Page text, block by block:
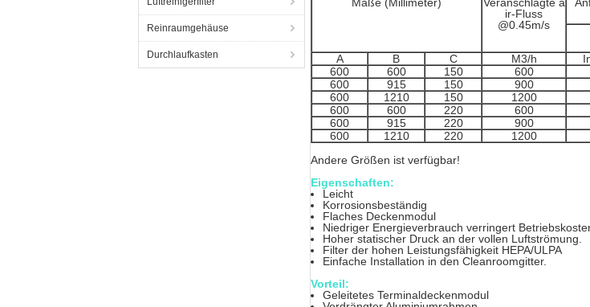
Reinraumgehäuse
Durchlaufkasten
ir-Fluss
@0.45m/s
A B C M3/h
600
600 150 600
600
915 150 900
600
1210 150 1200
600
600 220 600
600
915 220 900
600
1210 220 1200
Andere Größen ist verfügbar!
Eigenschaften:
Leicht
Korrosionsbeständig
Flaches Deckenmodul
Niedriger Energieverbrauch verringert
Hoher statischer Druck an der vollen Luftströmung.
Filter der hohen Leistungsfähigkeit HEPA/ULPA
Einfache Installation in den Cleanroomgitter.
Vorteil:
Geleitetes Terminaldeckenmodul